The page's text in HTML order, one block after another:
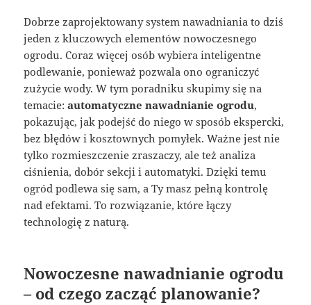
Dobrze zaprojektowany system nawadniania to dziś
jeden z kluczowych elementów nowoczesnego
ogrodu. Coraz więcej osób wybiera inteligentne
podlewanie, ponieważ pozwala ono ograniczyć
zużycie wody. W tym poradniku skupimy się na
temacie:automatyczne nawadnianie ogrodu,
pokazując, jak podejść do niego w sposób ekspercki,
bez błędów i kosztownych pomyłek. Ważne jest nie
tylko rozmieszczenie zraszaczy, ale też analiza
ciśnienia, dobór sekcji i automatyki. Dzięki temu
ogród podlewa się sam, a Ty masz pełną kontrolę
nad efektami. To rozwiązanie, które łączy
technologię z naturą.
Nowoczesne nawadnianie ogrodu
– od czego zacząć planowanie?